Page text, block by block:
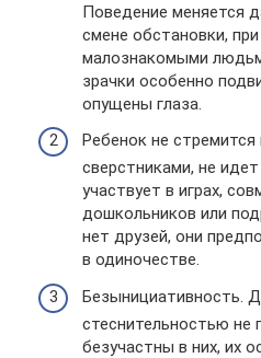
Поведение меняется
смене обстановки,
малознакомыми
зрачки особенно
опущены глаза.
Ребенок не
сверстниками, не
участвует в играх,
дошкольников или
нет друзей, они
в одиночестве.
Безынициативность.
стеснительностью не
безучастны в них, их